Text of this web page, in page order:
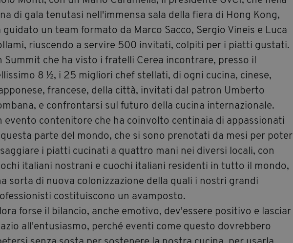
di gala tenutasi nell'immensa sala della fiera di Hong Kong,
guidato un team formato da Marco Sacco, Sergio Vineis e Luca
riuscendo a servire 500 invitati, colpiti per i piatti gustati.
Summit che ha visto i fratelli Cerea incontrare, presso il
8 ½, i 25 migliori chef stellati, di ogni cucina, cinese,
francese, della città, invitati dal patron Umberto
e confrontarsi sul futuro della cucina internazionale.
evento contenitore che ha coinvolto centinaia di appassionati
parte del mondo, che si sono prenotati da mesi per poter
i piatti cucinati a quattro mani nei diversi locali, con
italiani nostrani e cuochi italiani residenti in tutto il mondo,
sorta di nuova colonizzazione della quali i nostri grandi
costituiscono un avamposto.
forse il bilancio, anche emotivo, dev'essere positivo e lasciar
all'entusiasmo, perché eventi come questo dovrebbero